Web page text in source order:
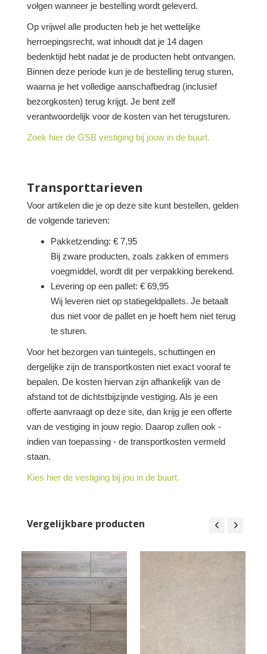
volgen wanneer je bestelling wordt geleverd.
Op vrijwel alle producten heb je het wettelijke
herroepingsrecht, wat inhoudt dat je 14 dagen
bedenktijd hebt nadat je de producten hebt ontvangen.
Binnen deze periode kun je de bestelling terug sturen,
waarna je het volledige aanschafbedrag (inclusief
bezorgkosten) terug krijgt. Je bent zelf
verantwoordelijk voor de kosten van het terugsturen.
Zoek hier de GSB vestiging bij jouw in de buurt.
Transporttarieven
Voor artikelen die je op deze site kunt bestellen, gelden
de volgende tarieven:
Pakketzending: € 7,95
Bij zware producten, zoals zakken of emmers
voegmiddel, wordt dit per verpakking berekend.
Levering op een pallet: € 69,95
Wij leveren niet op statiegeldpallets. Je betaalt
dus niet voor de pallet en je hoeft hem niet terug
te sturen.
Voor het bezorgen van tuintegels, schuttingen en
dergelijke zijn de transportkosten niet exact vooraf te
bepalen. De kosten hiervan zijn afhankelijk van de
afstand tot de dichtstbijzijnde vestiging. Als je een
offerte aanvraagt op deze site, dan krijg je een offerte
van de vestiging in jouw regio. Daarop zullen ook -
indien van toepassing - de transportkosten vermeld
staan.
Kies hier de vestiging bij jou in de buurt.
Vergelijkbare producten